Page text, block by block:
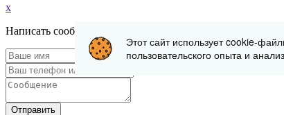
x
Написать сообщение
Отправить
Этот сайт использует cookie-
пользовательского опыта и